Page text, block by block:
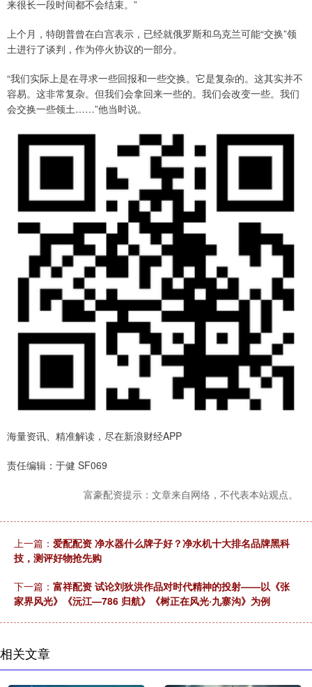
来很长一段时间都不会结束。”
上个月，特朗普曾在白宫表示，已经就俄罗斯和乌克兰可能“交换”领
土进行了谈判，作为停火协议的一部分。
“我们实际上是在寻求一些回报和一些交换。它是复杂的。这其实并不
容易。这非常复杂。但我们会拿回来一些的。我们会改变一些。我们
会交换一些领土……”他当时说。
海量资讯、精准解读，尽在新浪财经APP
责任编辑：于健 SF069
富豪配资提示：文章来自网络，不代表本站观点。
上一篇： 爱配配资 净水器什么牌子好？净水机十大排名品牌黑科
技，测评好物抢先购
下一篇： 富祥配资 试论刘狄洪作品对时代精神的投射——以《张
家界风光》《沅江—786 归航》《树正在风光·九寨沟》为例
相关文章